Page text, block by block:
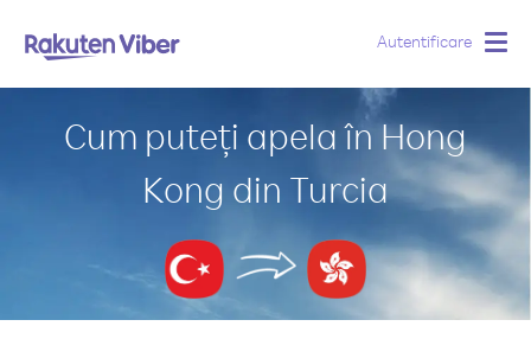
Autentificare
Cum puteți apela în Hong
Kong din Turcia